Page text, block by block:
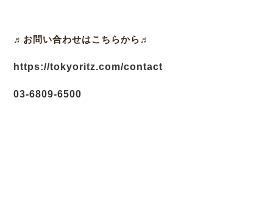
♬お問い合わせはこちらから♬
https://tokyoritz.com/contact
03-6809-6500